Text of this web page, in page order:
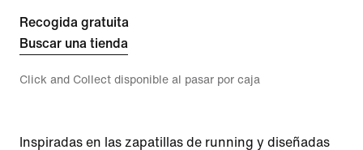
Recogida gratuita
Buscar una tienda
Click and Collect disponible al pasar por caja
Inspiradas en las zapatillas de running y diseñadas